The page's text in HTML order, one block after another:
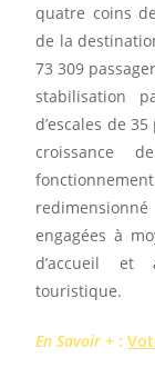
quatre coins
de la
73 309
stabilisation
d’escales de
croissance
engagées à
d’accueil et
touristique.
En Savoir + :